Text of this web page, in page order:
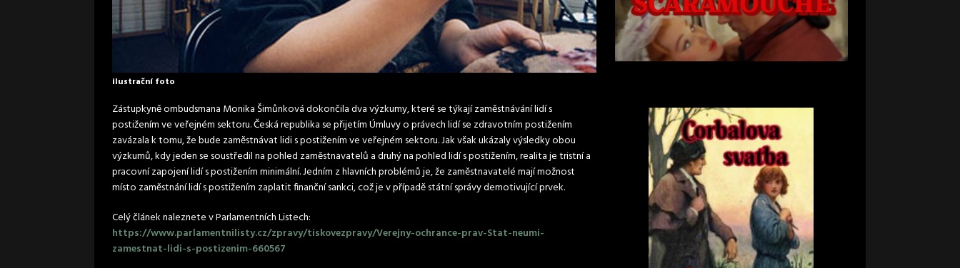
ilustrační foto
Zástupkyně ombudsmana Monika Šimůnková dokončila dva výzkumy, které se týkají zaměstnávání lidí s
postižením ve veřejném sektoru. Česká republika se přijetím Úmluvy o právech lidí se zdravotním postižením
zavázala k tomu, že bude zaměstnávat lidi s postižením ve veřejném sektoru. Jak však ukázaly výsledky obou
výzkumů, kdy jeden se soustředil na pohled zaměstnavatelů a druhý na pohled lidí s postižením, realita je tristní a
pracovní zapojení lidí s postižením minimální. Jedním z hlavních problémů je, že zaměstnavatelé mají možnost
místo zaměstnání lidí s postižením zaplatit finanční sankci, což je v případě státní správy demotivující prvek.
Celý článek naleznete v Parlamentních Listech:
https://www.parlamentnilisty.cz/zpravy/tiskovezpravy/Verejny-ochrance-prav-Stat-neumi-
zamestnat-lidi-s-postizenim-660567